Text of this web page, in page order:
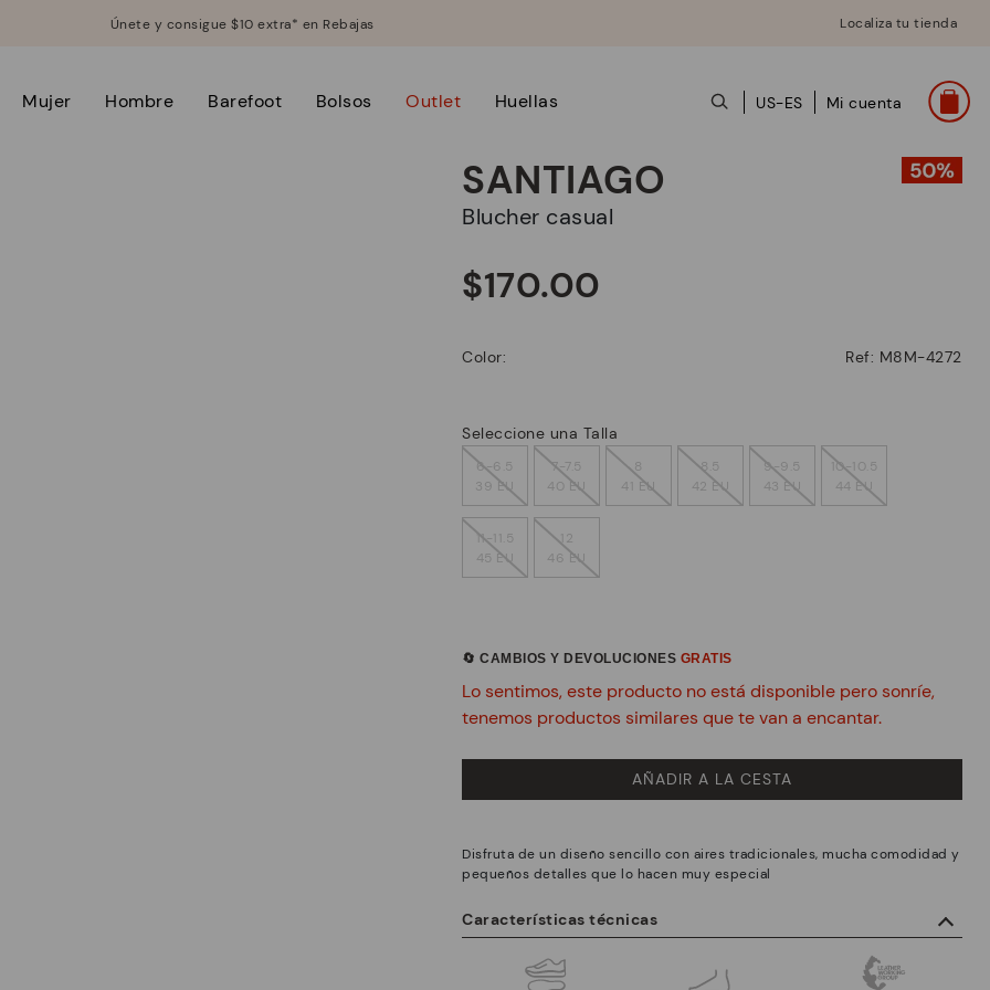
Únete y consigue $10 extra* en Rebajas Localiza tu tienda
Mujer Hombre Barefoot Bolsos Outlet Huellas US-ES Mi cuenta
Características técnicas
SANTIAGO
Blucher casual
$170.00
Color: Ref: M8M-4272
Seleccione una Talla
6-6.5
39 EU
7-7.5
40 EU
8
41 EU
8.5
42 EU
9-9.5
43 EU
10-10.5
44 EU
11-11.5
45 EU
12
46 EU
🔄 CAMBIOS Y DEVOLUCIONES GRATIS
Lo sentimos, este producto no está disponible pero sonríe,
tenemos productos similares que te van a encantar.
AÑADIR A LA CESTA
Disfruta de un diseño sencillo con aires tradicionales, mucha comodidad y
pequeños detalles que lo hacen muy especial